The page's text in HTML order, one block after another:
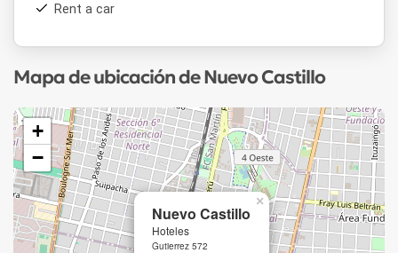
Rent a car
Mapa de ubicación de Nuevo Castillo
Nuevo Castillo
Hoteles
Gutierrez 572
×
+
−